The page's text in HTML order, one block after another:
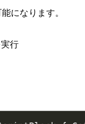
になります。
行